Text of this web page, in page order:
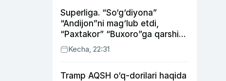
Superliga. “So‘g‘diyona”
“Andijon”ni mag‘lub etdi,
“Paxtakor” “Buxoro”ga qarshi
bahsda g‘alabani qo‘ldan
chiqardi
Kecha, 22:31
Tramp AQSH o‘q-dorilari haqida